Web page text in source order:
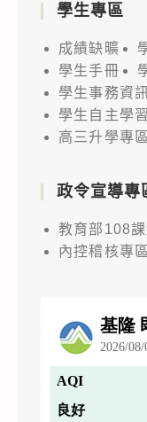
學生專區
成績缺曠
學生手冊
學生事務資
學生自主學
高三升學專區
政令宣導專
教育部108
內控稽核專區